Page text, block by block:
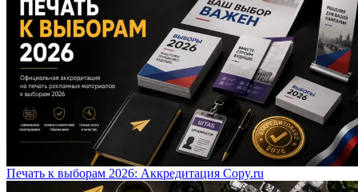
Печать к выборам 2026: Аккредитация Copy.ru